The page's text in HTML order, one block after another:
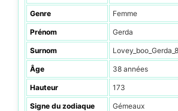
Genre Femme
Prénom Gerda
Surnom
Âge 38 années
Hauteur 173
Signe du zodiaque Gémeaux